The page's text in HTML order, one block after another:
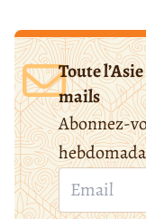
Toute
mails
Abonnez-